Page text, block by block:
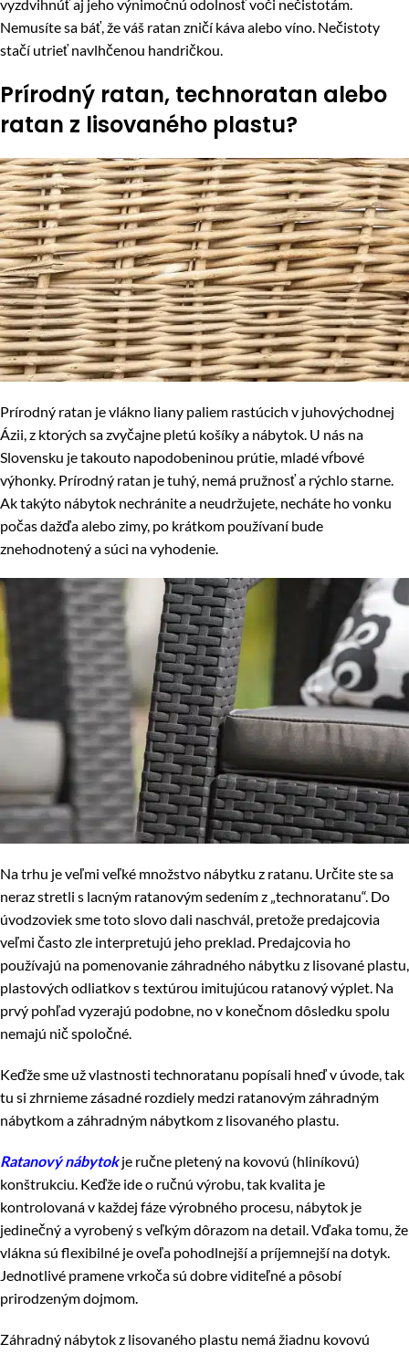
vyzdvihnúť aj jeho výnimočnú odolnosť voči nečistotám.
Nemusíte sa báť, že váš ratan zničí káva alebo víno. Nečistoty
stačí utrieť navlhčenou handričkou.
Prírodný ratan, technoratan alebo
ratan z lisovaného plastu?
Prírodný ratan je vlákno liany paliem rastúcich v juhovýchodnej
Ázii, z ktorých sa zvyčajne pletú košíky a nábytok. U nás na
Slovensku je takouto napodobeninou prútie, mladé vŕbové
výhonky. Prírodný ratan je tuhý, nemá pružnosť a rýchlo starne.
Ak takýto nábytok nechránite a neudržujete, necháte ho vonku
počas dažďa alebo zimy, po krátkom používaní bude
znehodnotený a súci na vyhodenie.
Na trhu je veľmi veľké množstvo nábytku z ratanu. Určite ste sa
neraz stretli s lacným ratanovým sedením z „technoratanu“. Do
úvodzoviek sme toto slovo dali naschvál, pretože predajcovia
veľmi často zle interpretujú jeho preklad. Predajcovia ho
používajú na pomenovanie záhradného nábytku z lisované plastu,
plastových odliatkov s textúrou imitujúcou ratanový výplet. Na
prvý pohľad vyzerajú podobne, no v konečnom dôsledku spolu
nemajú nič spoločné.
Keďže sme už vlastnosti technoratanu popísali hneď v úvode, tak
tu si zhrnieme zásadné rozdiely medzi ratanovým záhradným
nábytkom a záhradným nábytkom z lisovaného plastu.
Ratanový nábytokje ručne pletený na kovovú (hliníkovú)
konštrukciu. Keďže ide o ručnú výrobu, tak kvalita je
kontrolovaná v každej fáze výrobného procesu, nábytok je
jedinečný a vyrobený s veľkým dôrazom na detail. Vďaka tomu, že
vlákna sú flexibilné je oveľa pohodlnejší a príjemnejší na dotyk.
Jednotlivé pramene vrkoča sú dobre viditeľné a pôsobí
prirodzeným dojmom.
Záhradný nábytok z lisovaného plastu nemá žiadnu kovovú